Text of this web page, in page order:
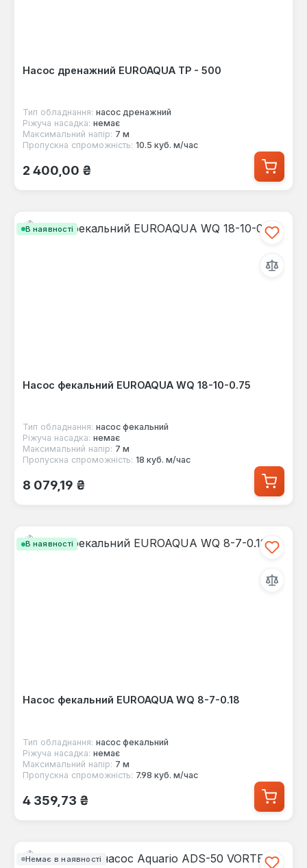
Насос дренажний EUROAQUA TP - 500
Тип обладнання: насос дренажний
Ріжуча насадка: немає
Максимальний напір: 7 м
Пропускна спроможність: 10.5 куб. м/час
Звичайна ціна:
2 400,00 ₴
В наявності
Насос фекальний EUROAQUA WQ 18-10-0.75
Тип обладнання: насос фекальний
Ріжуча насадка: немає
Максимальний напір: 7 м
Пропускна спроможність: 18 куб. м/час
Звичайна ціна:
8 079,19 ₴
В наявності
Насос фекальний EUROAQUA WQ 8-7-0.18
Тип обладнання: насос фекальний
Ріжуча насадка: немає
Максимальний напір: 7 м
Пропускна спроможність: 7.98 куб. м/час
Звичайна ціна:
4 359,73 ₴
Немає в наявності